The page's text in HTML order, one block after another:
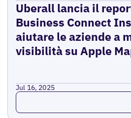
Uberall lancia il
Business Connect
aiutare le aziende a
visibilità su Apple
Jul 16, 2025
Read more